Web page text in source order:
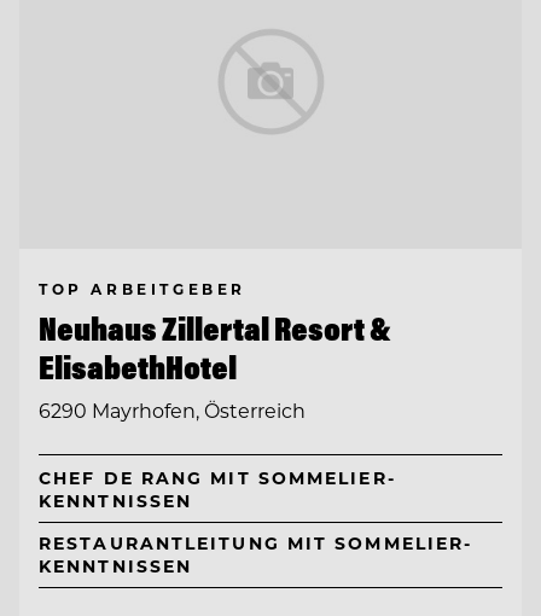
TOP ARBEITGEBER
Neuhaus Zillertal Resort &
ElisabethHotel
6290 Mayrhofen, Österreich
CHEF DE RANG MIT SOMMELIER-
KENNTNISSEN
RESTAURANTLEITUNG MIT SOMMELIER-
KENNTNISSEN